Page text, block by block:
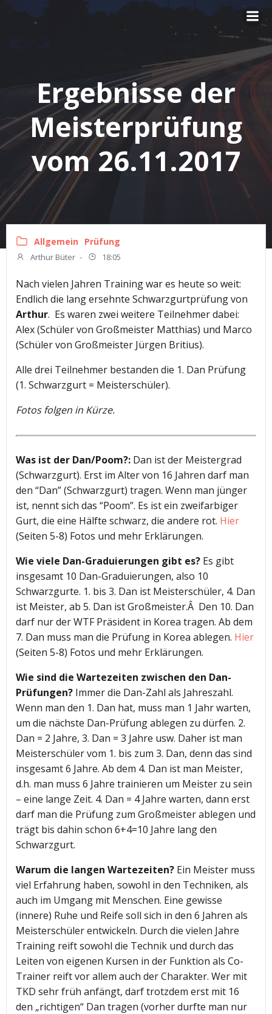
Zum
springen
Ergebnisse der
Meisterprüfung
vom 26.11.2017
Allgemein Prüfung
Arthur Büter - 18:05
Nach vielen Jahren Training war es heute so weit:
Endlich die lang ersehnte Schwarzgurtprüfung von
Arthur. Es waren zwei weitere Teilnehmer dabei:
Alex (Schüler von Großmeister Matthias) und Marco
(Schüler von Großmeister Jürgen Britius).
Alle drei Teilnehmer bestanden die 1. Dan Prüfung
(1. Schwarzgurt = Meisterschüler).
Fotos folgen in Kürze.
Was ist der Dan/Poom?: Dan ist der Meistergrad
(Schwarzgurt). Erst im Alter von 16 Jahren darf man
den “Dan” (Schwarzgurt) tragen. Wenn man jünger
ist, nennt sich das “Poom”. Es ist ein zweifarbiger
Gurt, die eine Hälfte schwarz, die andere rot. Hier
(Seiten 5-8) Fotos und mehr Erklärungen.
Wie viele Dan-Graduierungen gibt es? Es gibt
insgesamt 10 Dan-Graduierungen, also 10
Schwarzgurte. 1. bis 3. Dan ist Meisterschüler, 4. Dan
ist Meister, ab 5. Dan ist Großmeister.Â Den 10. Dan
darf nur der WTF Präsident in Korea tragen. Ab dem
7. Dan muss man die Prüfung in Korea ablegen. Hier
(Seiten 5-8) Fotos und mehr Erklärungen.
Wie sind die Wartezeiten zwischen den Dan-
Prüfungen? Immer die Dan-Zahl als Jahreszahl.
Wenn man den 1. Dan hat, muss man 1 Jahr warten,
um die nächste Dan-Prüfung ablegen zu dürfen. 2.
Dan = 2 Jahre, 3. Dan = 3 Jahre usw. Daher ist man
Meisterschüler vom 1. bis zum 3. Dan, denn das sind
insgesamt 6 Jahre. Ab dem 4. Dan ist man Meister,
d.h. man muss 6 Jahre trainieren um Meister zu sein
– eine lange Zeit. 4. Dan = 4 Jahre warten, dann erst
darf man die Prüfung zum Großmeister ablegen und
trägt bis dahin schon 6+4=10 Jahre lang den
Schwarzgurt.
Warum die langen Wartezeiten? Ein Meister muss
viel Erfahrung haben, sowohl in den Techniken, als
auch im Umgang mit Menschen. Eine gewisse
(innere) Ruhe und Reife soll sich in den 6 Jahren als
Meisterschüler entwickeln. Durch die vielen Jahre
Training reift sowohl die Technik und durch das
Leiten von eigenen Kursen in der Funktion als Co-
Trainer reift vor allem auch der Charakter. Wer mit
TKD sehr früh anfängt, darf trotzdem erst mit 16
den „richtigen“ Dan tragen (vorher durfte man nur